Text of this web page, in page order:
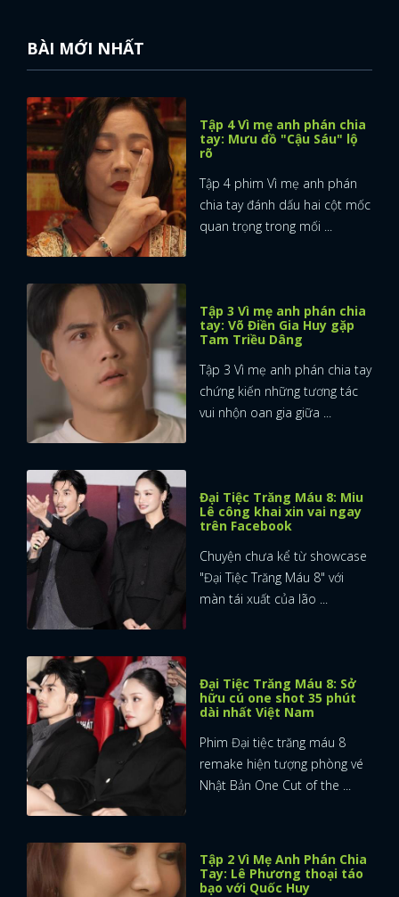
BÀI MỚI NHẤT
Tập 4 Vì mẹ anh phán chia
tay: Mưu đồ "Cậu Sáu" lộ
rõ
Tập 4 phim Vì mẹ anh phán
chia tay đánh dấu hai cột mốc
quan trọng trong mối ...
Tập 3 Vì mẹ anh phán chia
tay: Võ Điền Gia Huy gặp
Tam Triều Dâng
Tập 3 Vì mẹ anh phán chia tay
chứng kiến những tương tác
vui nhộn oan gia giữa ...
Đại Tiệc Trăng Máu 8: Miu
Lê công khai xin vai ngay
trên Facebook
Chuyện chưa kể từ showcase
"Đại Tiệc Trăng Máu 8" với
màn tái xuất của lão ...
Đại Tiệc Trăng Máu 8: Sở
hữu cú one shot 35 phút
dài nhất Việt Nam
Phim Đại tiệc trăng máu 8
remake hiện tượng phòng vé
Nhật Bản One Cut of the ...
Tập 2 Vì Mẹ Anh Phán Chia
Tay: Lê Phương thoại táo
bạo với Quốc Huy